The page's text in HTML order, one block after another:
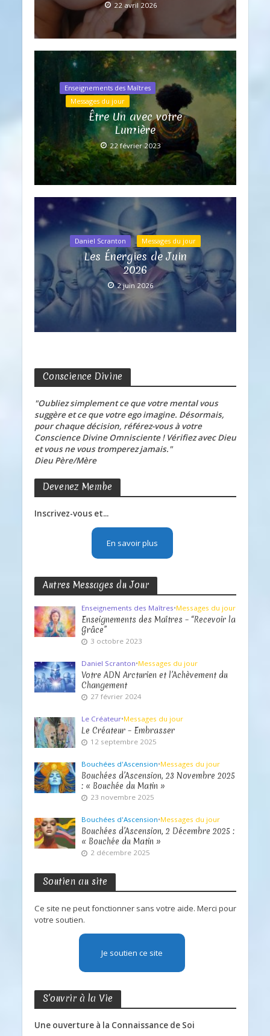
22 avril 2026
Enseignements des Maîtres
Messages du jour
Être Un avec votre
Lumière
22 février 2023
Daniel Scranton Messages du jour
Les Énergies de Juin
2026
2 juin 2026
Conscience Divine
"Oubliez simplement ce que votre mental vous
suggère et ce que votre ego imagine. Désormais,
pour chaque décision, référez-vous à votre
Conscience Divine Omnisciente ! Vérifiez avec Dieu
et vous ne vous tromperez jamais."
Dieu Père/Mère
Devenez Membe
Inscrivez-vous et...
En savoir plus
Autres Messages du Jour
Enseignements des Maîtres•Messages du jour
Enseignements des Maîtres – “Recevoir la
Grâce”
3 octobre 2023
Daniel Scranton•Messages du jour
Votre ADN Arcturien et l’Achèvement du
Changement
27 février 2024
Le Créateur•Messages du jour
Le Créateur – Embrasser
12 septembre 2025
Bouchées d'Ascension•Messages du jour
Bouchées d’Ascension, 23 Novembre 2025
: « Bouchée du Matin »
23 novembre 2025
Bouchées d'Ascension•Messages du jour
Bouchées d’Ascension, 2 Décembre 2025 :
« Bouchée du Matin »
2 décembre 2025
Soutien au site
Ce site ne peut fonctionner sans votre aide. Merci pour
votre soutien.
Je soutien ce site
S’ouvrir à la Vie
Une ouverture à la Connaissance de Soi